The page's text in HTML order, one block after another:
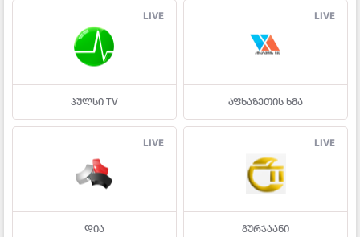
LIVE
პულსი TV
LIVE
აფხაზეთის ხმა
LIVE
დია
LIVE
გურჯაანი